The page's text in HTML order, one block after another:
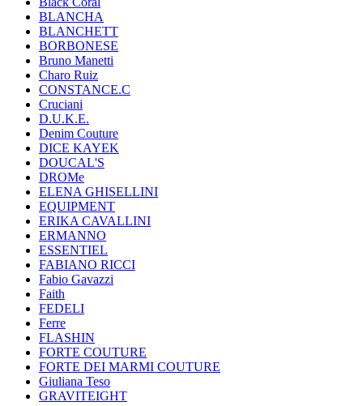
BLANCHA
BLANCHETT
BORBONESE
Bruno Manetti
Charo Ruiz
CONSTANCE.C
Cruciani
D.U.K.E.
Denim Couture
DICE KAYEK
DOUCAL'S
DROMe
ELENA GHISELLINI
EQUIPMENT
ERIKA CAVALLINI
ERMANNO
ESSENTIEL
FABIANO RICCI
Fabio Gavazzi
Faith
FEDELI
Ferre
FLASHIN
FORTE COUTURE
FORTE DEI MARMI COUTURE
Giuliana Teso
GRAVITEIGHT